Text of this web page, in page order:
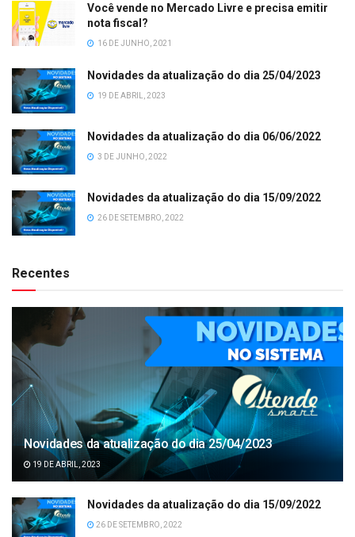
Você vende no Mercado Livre e precisa emitir
nota fiscal?
16 DE JUNHO, 2021
Novidades da atualização do dia 25/04/2023
19 DE ABRIL, 2023
Novidades da atualização do dia 06/06/2022
3 DE JUNHO, 2022
Novidades da atualização do dia 15/09/2022
26 DE SETEMBRO, 2022
Recentes
Novidades da atualização do dia 25/04/2023
19 DE ABRIL, 2023
Novidades da atualização do dia 15/09/2022
26 DE SETEMBRO, 2022